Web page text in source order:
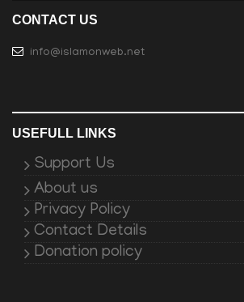
CONTACT US
info@islamonweb.net
USEFULL LINKS
Support Us
About us
Privacy Policy
Contact Details
Donation policy